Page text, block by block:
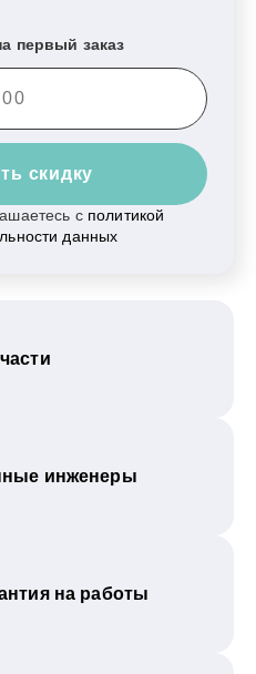
первый заказ
скидку
с политикой
данных
инженеры
на работы